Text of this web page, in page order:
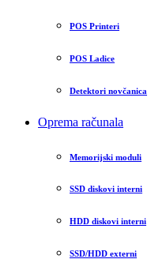
POS Printeri
POS Ladice
Detektori novčanica
Oprema računala
Memorijski moduli
SSD diskovi interni
HDD diskovi interni
SSD/HDD externi